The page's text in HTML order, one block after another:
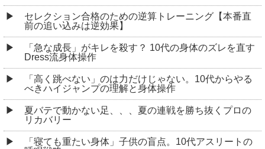
セレクション合格のための逆算トレーニング【本番直
前の追い込みは逆効果】
「急な成長」がキレを殺す？ 10代の身体のズレを直す
Dress流身体操作
「高く跳べない」のは力だけじゃない。10代からやる
べきハイジャンプの理解と身体操作
夏バテで動かない足、、、夏の連戦を勝ち抜くプロの
リカバリー
「寝ても重たい身体」子供の盲点。10代アスリートの